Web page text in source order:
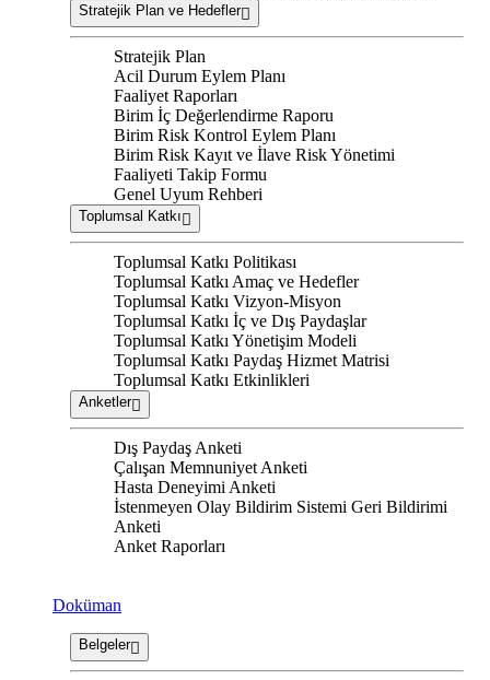
Stratejik Plan ve Hedefler
Stratejik Plan
Acil Durum Eylem Planı
Faaliyet Raporları
Birim İç Değerlendirme Raporu
Birim Risk Kontrol Eylem Planı
Birim Risk Kayıt ve İlave Risk Yönetimi
Faaliyeti Takip Formu
Genel Uyum Rehberi
Toplumsal Katkı
Toplumsal Katkı Politikası
Toplumsal Katkı Amaç ve Hedefler
Toplumsal Katkı Vizyon-Misyon
Toplumsal Katkı İç ve Dış Paydaşlar
Toplumsal Katkı Yönetişim Modeli
Toplumsal Katkı Paydaş Hizmet Matrisi
Toplumsal Katkı Etkinlikleri
Anketler
Dış Paydaş Anketi
Çalışan Memnuniyet Anketi
Hasta Deneyimi Anketi
İstenmeyen Olay Bildirim Sistemi Geri Bildirimi
Anketi
Anket Raporları
Doküman
Belgeler